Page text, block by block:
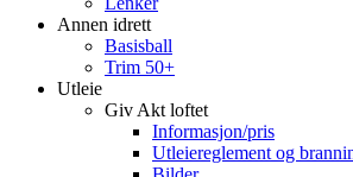
Annen idrett
Basisball
Trim 50+
Utleie
Giv Akt loftet
Informasjon/pris
Utleiereglement og